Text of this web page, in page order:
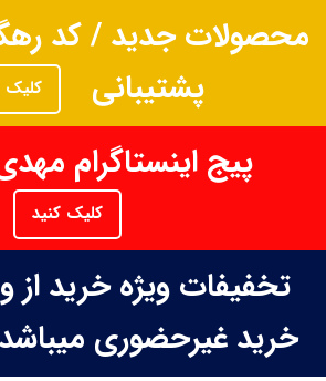
محصولات جدید / کد
پشتیبانی
کلیک
پیج اینستاگرام
کلیک کنید
تخفیفات ویژه خرید
خرید غیرحضوری میباشد